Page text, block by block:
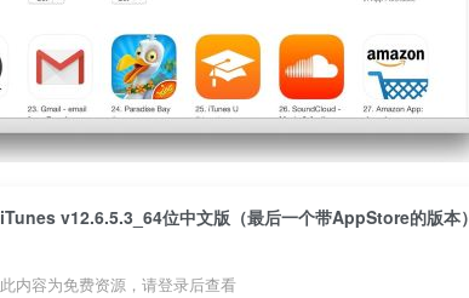
iTunes v12.6.5.3_64位中文版（最后一个带AppStore的版本）
此内容为免费资源，请登录后查看